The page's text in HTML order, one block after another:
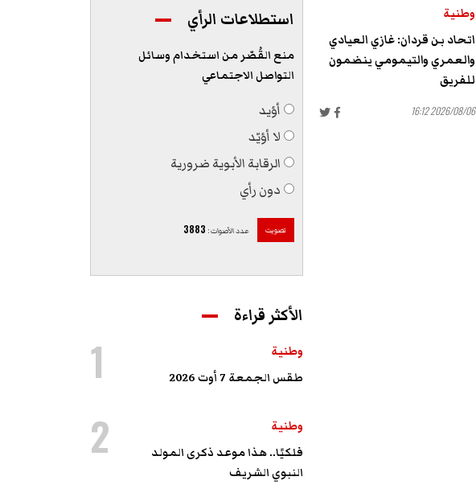
وطنية
اتحاد بن قردان: غازي العيادي
والعمري والتيمومي ينضمون
للفريق
2026/08/06 16:12
استطلاعات الرأي
منع القُصّر من استخدام وسائل
التواصل الاجتماعي
أؤيد
لا أؤيّد
الرقابة الأبوية ضرورية
دون رأي
تصويت عدد الأصوات:
3883
الأكثر قراءة
وطنية
طقس الجمعة 7 أوت 2026
1
وطنية
فلكيًا.. هذا موعد ذكرى المولد
النبوي الشريف
2